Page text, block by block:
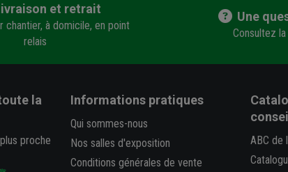
et retrait
chantier, à domicile, en point
relais
Une
Consultez la
la
proche
Informations pratiques
Qui sommes-nous
Nos salles d'exposition
Conditions générales de vente
ABC de